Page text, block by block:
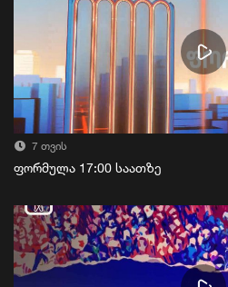
7 თვის
ფორმულა 17:00 საათზე